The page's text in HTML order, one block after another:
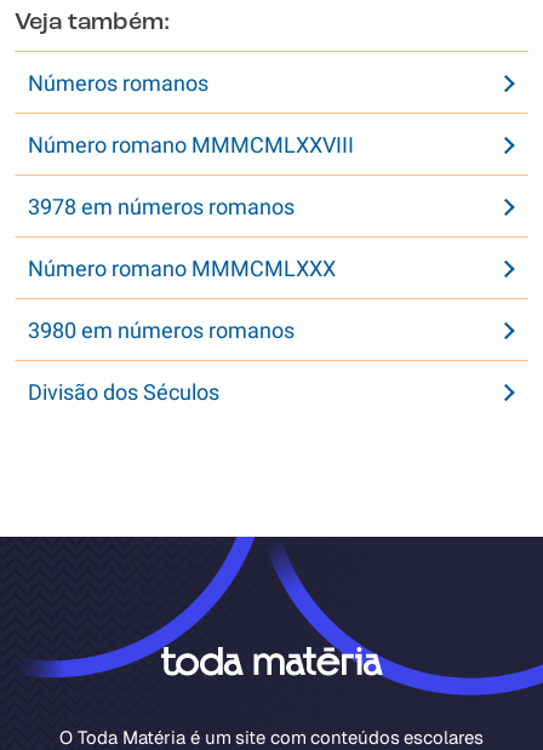
Veja também:
Números romanos
Número romano MMMCMLXXVIII
3978 em números romanos
Número romano MMMCMLXXX
3980 em números romanos
Divisão dos Séculos
O Toda Matéria é um site com conteúdos escolares